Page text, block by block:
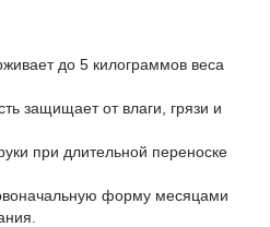
до 5 килограммов веса
защищает от влаги, грязи и
при длительной переноске
форму месяцами